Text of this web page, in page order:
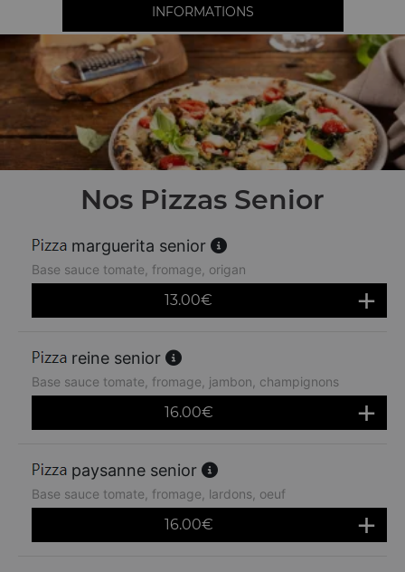
INFORMATIONS
Nos Pizzas Senior
marguerita senior
Base sauce tomate, fromage, origan
13.00€
reine senior
Base sauce tomate, fromage, jambon, champignons
16.00€
paysanne senior
Base sauce tomate, fromage, lardons, oeuf
16.00€